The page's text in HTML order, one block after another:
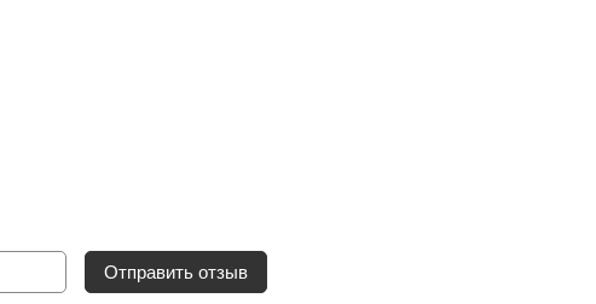
Отправить отзыв